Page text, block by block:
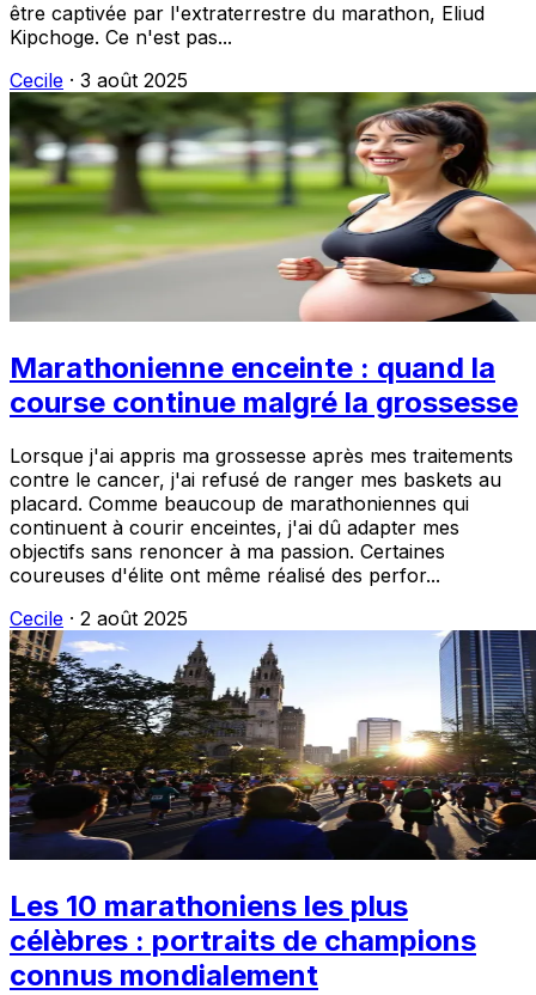
être captivée par l'extraterrestre du marathon, Eliud
Kipchoge. Ce n'est pas...
Cecile · 3 août 2025
Marathonienne enceinte : quand la
course continue malgré la grossesse
Lorsque j'ai appris ma grossesse après mes traitements
contre le cancer, j'ai refusé de ranger mes baskets au
placard. Comme beaucoup de marathoniennes qui
continuent à courir enceintes, j'ai dû adapter mes
objectifs sans renoncer à ma passion. Certaines
coureuses d'élite ont même réalisé des perfor...
Cecile · 2 août 2025
Les 10 marathoniens les plus
célèbres : portraits de champions
connus mondialement